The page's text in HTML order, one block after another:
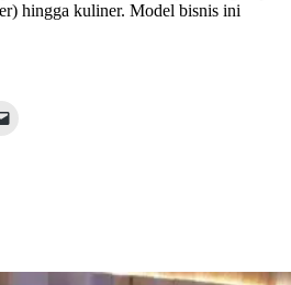
hingga kuliner. Model bisnis ini